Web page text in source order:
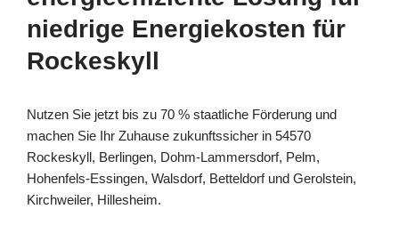
niedrige Energiekosten für
Rockeskyll
Nutzen Sie jetzt bis zu 70 % staatliche Förderung und
machen Sie Ihr Zuhause zukunftssicher in 54570
Rockeskyll, Berlingen, Dohm-Lammersdorf, Pelm,
Hohenfels-Essingen, Walsdorf, Betteldorf und Gerolstein,
Kirchweiler, Hillesheim.